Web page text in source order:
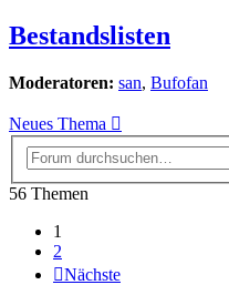
Bestandslisten
Moderatoren: san, Bufofan
Neues Thema
56 Themen
1
2
Nächste